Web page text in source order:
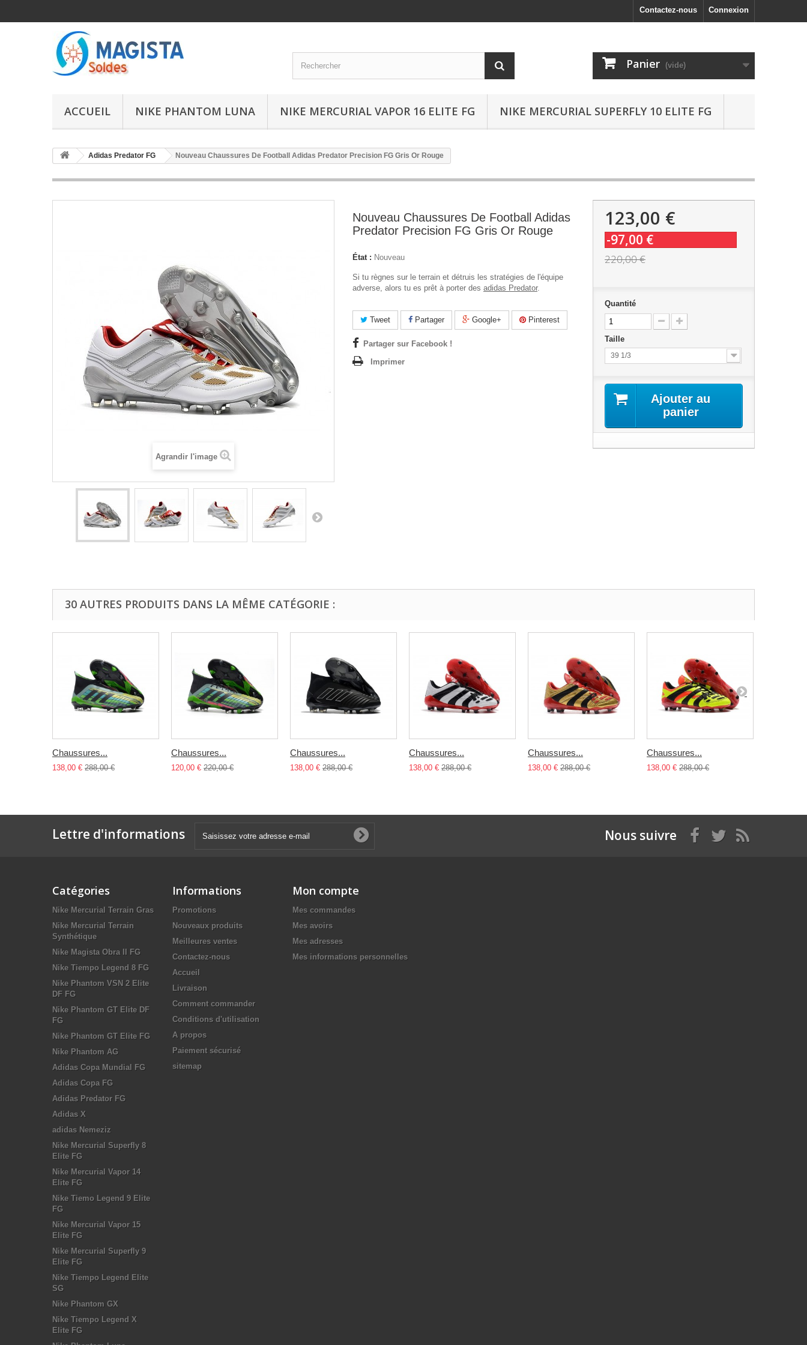
Connexion
Contactez-nous
Panier (vide)
ACCUEIL NIKE PHANTOM LUNA NIKE MERCURIAL VAPOR 16 ELITE FG NIKE MERCURIAL SUPERFLY 10 ELITE FG
Adidas Predator FG Nouveau Chaussures De Football Adidas Predator Precision FG Gris Or Rouge
Agrandir l'image
Nouveau Chaussures De Football Adidas
Predator Precision FG Gris Or Rouge
État : Nouveau
Si tu règnes sur le terrain et détruis les stratégies de l'équipe
adverse, alors tu es prêt à porter des adidas Predator.
Tweet Partager Google+ Pinterest
Partager sur Facebook !
Imprimer
123,00 €
-97,00 €
220,00 €
Quantité
Taille
39 1/3
Ajouter au
panier
30 AUTRES PRODUITS DANS LA MÊME CATÉGORIE :
Chaussures...
138,00 € 288,00 €
Chaussures...
120,00 € 220,00 €
Chaussures...
138,00 € 288,00 €
Chaussures...
138,00 € 288,00 €
Chaussures...
138,00 € 288,00 €
Chaussures...
138,00 € 288,00 €
Lettre d'informations Nous suivre
Catégories
Nike Mercurial Terrain Gras
Nike Mercurial Terrain
Synthétique
Nike Magista Obra II FG
Nike Tiempo Legend 8 FG
Nike Phantom VSN 2 Elite
DF FG
Nike Phantom GT Elite DF
FG
Nike Phantom GT Elite FG
Nike Phantom AG
Adidas Copa Mundial FG
Adidas Copa FG
Adidas Predator FG
Adidas X
adidas Nemeziz
Nike Mercurial Superfly 8
Elite FG
Nike Mercurial Vapor 14
Elite FG
Nike Tiemo Legend 9 Elite
FG
Nike Mercurial Vapor 15
Elite FG
Nike Mercurial Superfly 9
Elite FG
Nike Tiempo Legend Elite
SG
Nike Phantom GX
Nike Tiempo Legend X
Elite FG
Informations
Promotions
Nouveaux produits
Meilleures ventes
Contactez-nous
Accueil
Livraison
Comment commander
Conditions d'utilisation
A propos
Paiement sécurisé
sitemap
Mon compte
Mes commandes
Mes avoirs
Mes adresses
Mes informations personnelles